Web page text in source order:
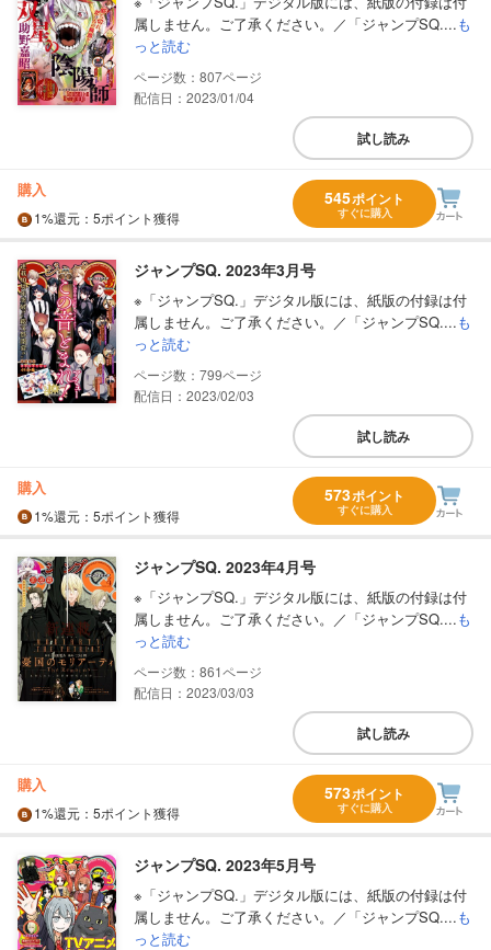
属しません。ご了承ください。／「ジャンプSQ....も
っと読む
807
配信日：2023/01/04
試し読み
購入
1%還元 ：5ポイント獲得
545ポイント
すぐに購入
ジャンプSQ. 2023年3月号
※「ジャンプSQ.」デジタル版には、紙版の付録は付
属しません。ご了承ください。／「ジャンプSQ....も
っと読む
799
配信日：2023/02/03
試し読み
購入
1%還元 ：5ポイント獲得
573ポイント
すぐに購入
ジャンプSQ. 2023年4月号
※「ジャンプSQ.」デジタル版には、紙版の付録は付
属しません。ご了承ください。／「ジャンプSQ....も
っと読む
861
配信日：2023/03/03
試し読み
購入
1%還元 ：5ポイント獲得
573ポイント
すぐに購入
ジャンプSQ. 2023年5月号
※「ジャンプSQ.」デジタル版には、紙版の付録は付
属しません。ご了承ください。／「ジャンプSQ....も
っと読む